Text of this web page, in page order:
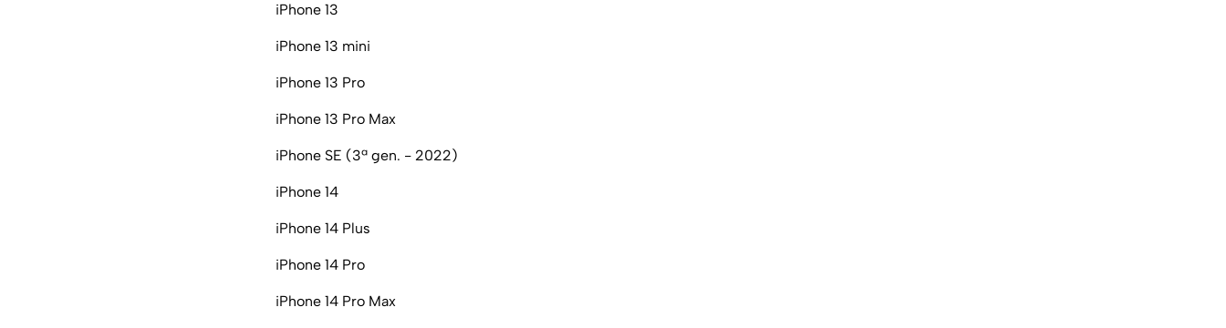
iPhone 13
iPhone 13 mini
iPhone 13 Pro
iPhone 13 Pro Max
iPhone SE (3ª gen. - 2022)
iPhone 14
iPhone 14 Plus
iPhone 14 Pro
iPhone 14 Pro Max